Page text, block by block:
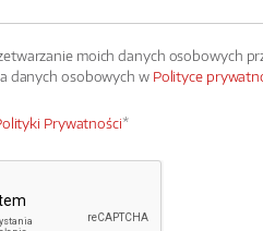
moich danych osobowych
danych osobowych w Polityce
Prywatności*